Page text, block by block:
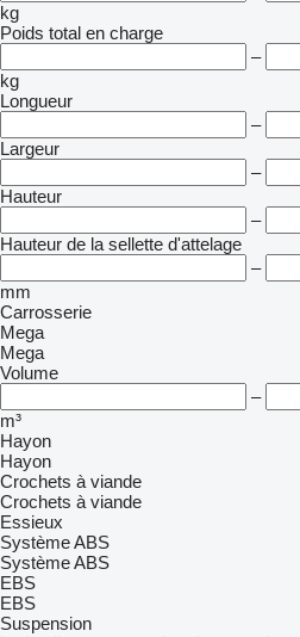
kg
Poids total en charge
–
kg
Longueur
–
Largeur
–
Hauteur
–
Hauteur de la sellette d'attelage
–
mm
Carrosserie
Mega
Mega
Volume
–
m³
Hayon
Hayon
Crochets à viande
Crochets à viande
Essieux
Système ABS
Système ABS
EBS
EBS
Suspension